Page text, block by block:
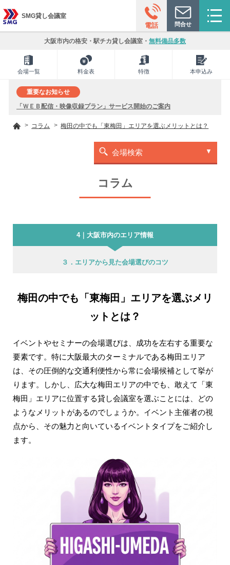
電話 問合せ
SMG貸し会議室
大阪市内の格安・駅チカ貸し会議室・ 無料備品多数
会場一覧 料金表 特徴 本申込み
重要なお知らせ
「ＷＥＢ配信・映像収録プラン」サービス開始のご案内
コラム 梅田の中でも「東梅田」エリアを選ぶメリットとは？
会場検索
コラム
4｜大阪市内のエリア情報
３．エリアから見た会場選びのコツ
梅田の中でも「東梅田」エリアを選ぶメリ
ットとは？
イベントやセミナーの会場選びは、成功を左右する重要な
要素です。特に大阪最大のターミナルである梅田エリア
は、その圧倒的な交通利便性から常に会場候補として挙が
ります。しかし、広大な梅田エリアの中でも、敢えて「東
梅田」エリアに位置する貸し会議室を選ぶことには、どの
ようなメリットがあるのでしょうか。イベント主催者の視
点から、その魅力と向いているイベントタイプをご紹介し
ます。